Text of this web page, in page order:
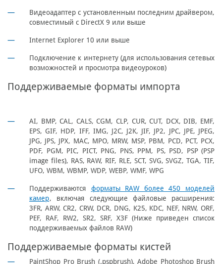
Видеоадаптер с установленным последним драйвером,
совместимый с DirectX 9 или выше
Internet Explorer 10 или выше
Подключение к интернету (для использования сетевых
возможностей и просмотра видеоуроков)
Поддерживаемые форматы импорта
AI, BMP, CAL, CALS, CGM, CLP, CUR, CUT, DCX, DIB, EMF,
EPS, GIF, HDP, IFF, IMG, J2C, J2K, JIF, JP2, JPC, JPE, JPEG,
JPG, JPS, JPX, MAC, MPO, MRW, MSP, PBM, PCD, PCT, PCX,
PDF, PGM, PIC, PICT, PNG, PNS, PPM, PS, PSD, PSP (PSP
image files), RAS, RAW, RIF, RLE, SCT, SVG, SVGZ, TGA, TIF,
UFO, WBM, WBMP, WDP, WEBP, WMF, WPG
Поддерживаются форматы RAW более 450 моделей
камер, включая следующие файловые расширения:
3FR, ARW, CR2, CRW, DCR, DNG, K25, KDC, NEF, NRW, ORF,
PEF, RAF, RW2, SR2, SRF, X3F (Ниже приведен список
поддерживаемых файлов RAW)
Поддерживаемые форматы кистей
PaintShop Pro Brush (.pspbrush), Adobe Photoshop Brush